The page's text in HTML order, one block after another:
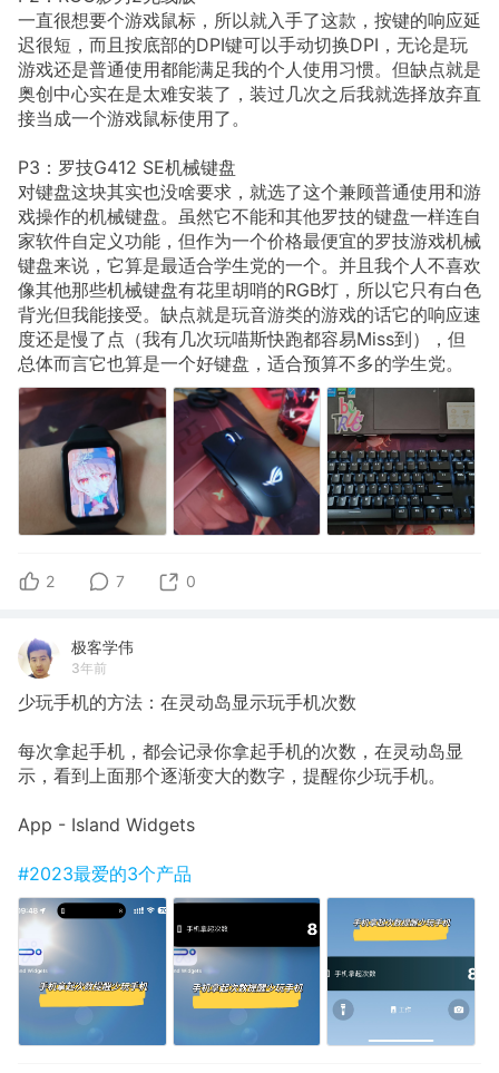
一直很想要个游戏鼠标，所以就入手了这款，按键的响应延
迟很短，而且按底部的DPI键可以手动切换DPI，无论是玩
游戏还是普通使用都能满足我的个人使用习惯。但缺点就是
奥创中心实在是太难安装了，装过几次之后我就选择放弃直
接当成一个游戏鼠标使用了。
P3：罗技G412 SE机械键盘
对键盘这块其实也没啥要求，就选了这个兼顾普通使用和游
戏操作的机械键盘。虽然它不能和其他罗技的键盘一样连自
家软件自定义功能，但作为一个价格最便宜的罗技游戏机械
键盘来说，它算是最适合学生党的一个。并且我个人不喜欢
像其他那些机械键盘有花里胡哨的RGB灯，所以它只有白色
背光但我能接受。缺点就是玩音游类的游戏的话它的响应速
度还是慢了点（我有几次玩喵斯快跑都容易Miss到），但
总体而言它也算是一个好键盘，适合预算不多的学生党。
2 7 0
极客学伟
3年前
少玩手机的方法：在灵动岛显示玩手机次数
每次拿起手机，都会记录你拿起手机的次数，在灵动岛显
示，看到上面那个逐渐变大的数字，提醒你少玩手机。
App - Island Widgets
#2023最爱的3个产品